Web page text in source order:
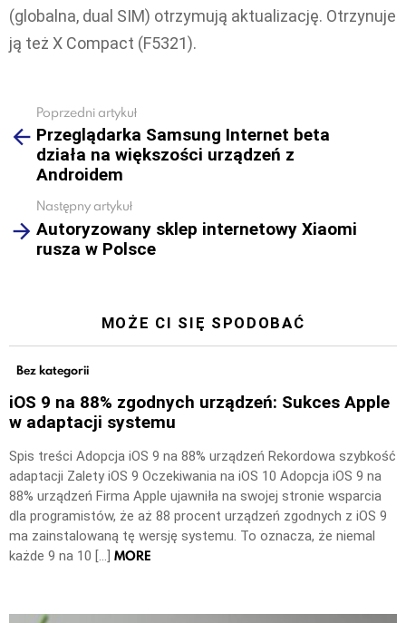
(globalna, dual SIM) otrzymują aktualizację. Otrzynuje
ją też X Compact (F5321).
more
Poprzedni artykuł
Przeglądarka Samsung Internet beta
działa na większości urządzeń z
Androidem
Następny artykuł
Autoryzowany sklep internetowy Xiaomi
rusza w Polsce
MOŻE CI SIĘ SPODOBAĆ
Bez kategorii
iOS 9 na 88% zgodnych urządzeń: Sukces Apple
w adaptacji systemu
Spis treści Adopcja iOS 9 na 88% urządzeń Rekordowa szybkość
adaptacji Zalety iOS 9 Oczekiwania na iOS 10 Adopcja iOS 9 na
88% urządzeń Firma Apple ujawniła na swojej stronie wsparcia
dla programistów, że aż 88 procent urządzeń zgodnych z iOS 9
ma zainstalowaną tę wersję systemu. To oznacza, że niemal
każde 9 na 10 […] MORE